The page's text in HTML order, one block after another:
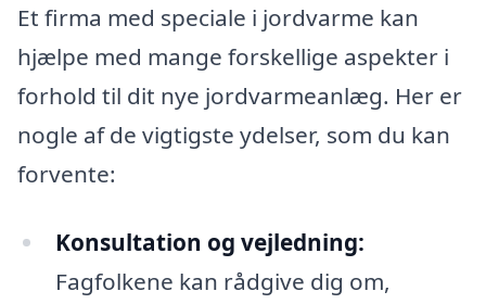
Et firma med speciale i jordvarme kan
hjælpe med mange forskellige aspekter i
forhold til dit nye jordvarmeanlæg. Her er
nogle af de vigtigste ydelser, som du kan
forvente:
Konsultation og vejledning:
Fagfolkene kan rådgive dig om,